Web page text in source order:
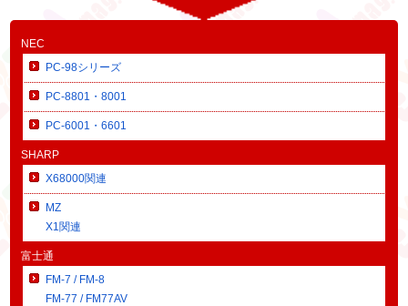
NEC
PC-98シリーズ
PC-8801・8001
PC-6001・6601
SHARP
X68000関連
MZ
X1関連
富士通
FM-7 / FM-8
FM-77 / FM77AV